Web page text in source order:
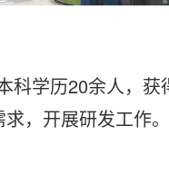
科学历20余人，获
，开展研发工作。